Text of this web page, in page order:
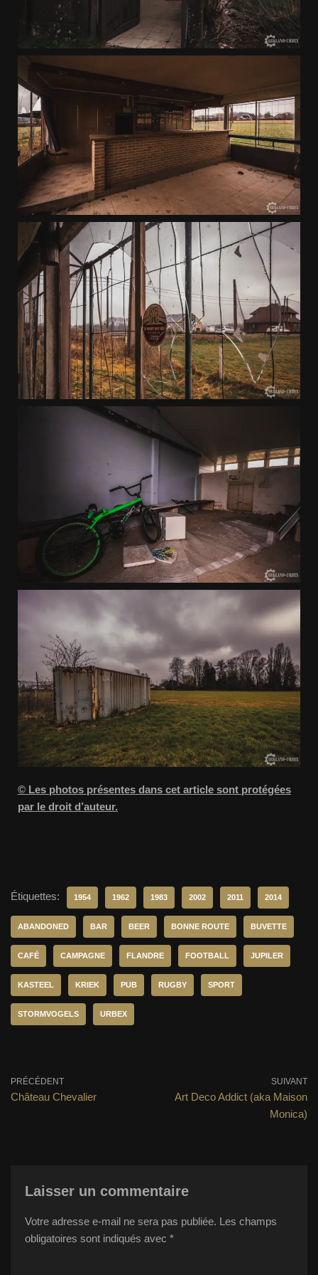
© Les photos présentes dans cet article sont protégées
par le droit d’auteur.
Étiquettes: 1954 1962 1983 2002 2011 2014
ABANDONED BAR BEER BONNE ROUTE BUVETTE
CAFÉ CAMPAGNE FLANDRE FOOTBALL JUPILER
KASTEEL KRIEK PUB RUGBY SPORT
STORMVOGELS URBEX
PRÉCÉDENT
Château Chevalier
SUIVANT
Art Deco Addict (aka Maison
Monica)
Laisser un commentaire
Votre adresse e-mail ne sera pas publiée. Les champs
obligatoires sont indiqués avec *